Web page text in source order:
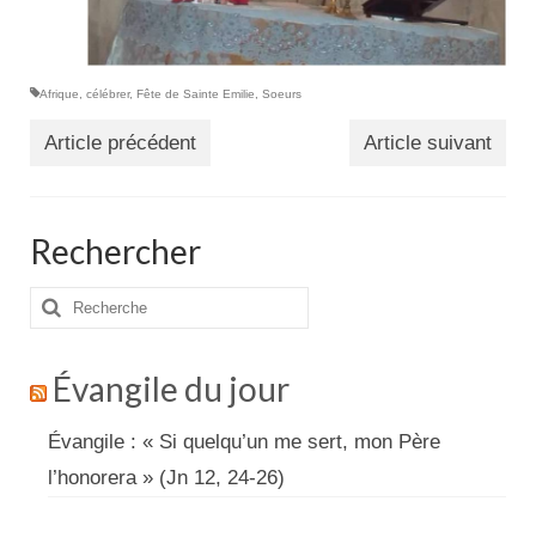
Afrique célébrer, Fête de Sainte Emilie Soeurs
Article précédent Article suivant
Rechercher
Rechercher
:
Évangile du jour
Évangile : « Si quelqu’un me sert, mon Père
l’honorera » (Jn 12, 24-26)